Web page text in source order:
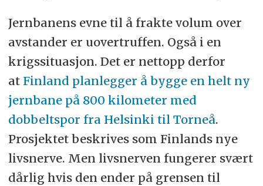
Jernbanens evne til å frakte volum over
avstander er uovertruffen. Også i en
krigssituasjon. Det er nettopp derfor
at Finland planlegger å bygge en helt ny
jernbane på 800 kilometer med
dobbeltspor fra Helsinki til Torneå.
Prosjektet beskrives som Finlands nye
livsnerve. Men livsnerven fungerer svært
dårlig hvis den ender på grensen til